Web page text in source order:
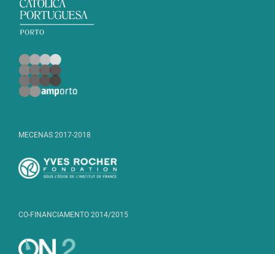
MECENAS 2017-2018
CO-FINANCIAMENTO 2014/2015